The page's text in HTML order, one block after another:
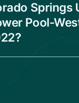
Springs
Pool-